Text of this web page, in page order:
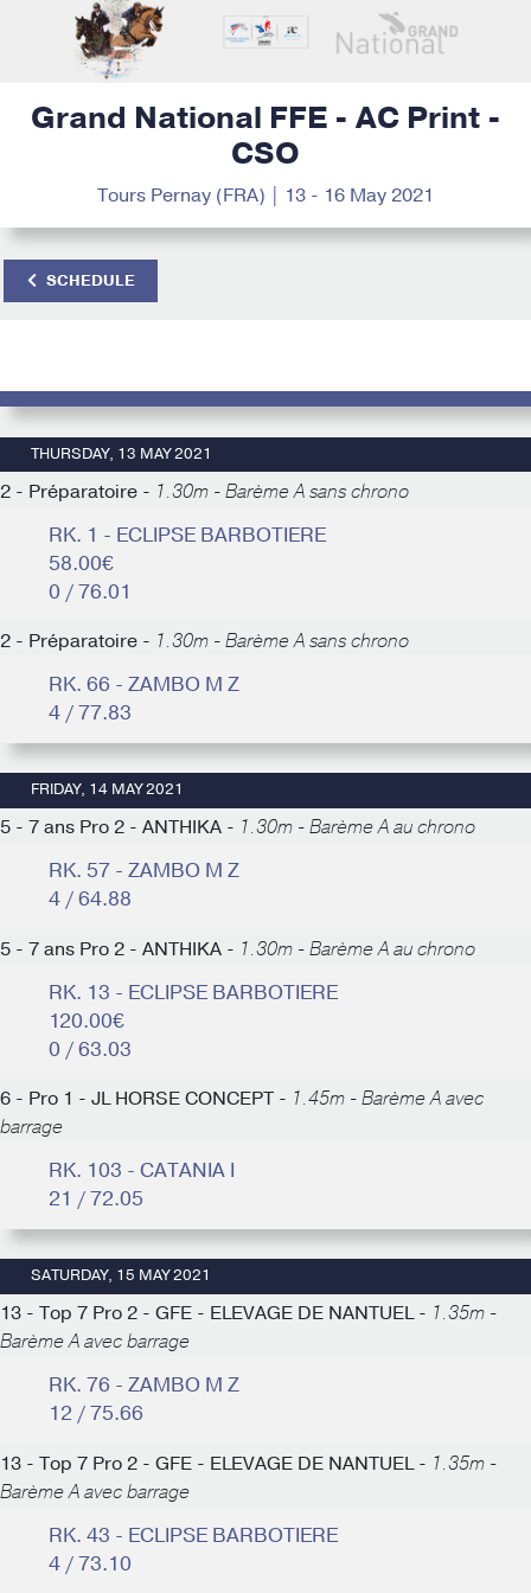
Grand National FFE - AC Print -
CSO
Tours Pernay (FRA) | 13 - 16 May 2021
SCHEDULE
THURSDAY, 13 MAY 2021
2 - Préparatoire - 1.30m - Barème A sans chrono
RK. 1 - ECLIPSE BARBOTIERE
58.00€
0 / 76.01
2 - Préparatoire - 1.30m - Barème A sans chrono
RK. 66 - ZAMBO M Z
4 / 77.83
FRIDAY, 14 MAY 2021
5 - 7 ans Pro 2 - ANTHIKA - 1.30m - Barème A au chrono
RK. 57 - ZAMBO M Z
4 / 64.88
5 - 7 ans Pro 2 - ANTHIKA - 1.30m - Barème A au chrono
RK. 13 - ECLIPSE BARBOTIERE
120.00€
0 / 63.03
6 - Pro 1 - JL HORSE CONCEPT - 1.45m - Barème A avec
barrage
RK. 103 - CATANIA I
21 / 72.05
SATURDAY, 15 MAY 2021
13 - Top 7 Pro 2 - GFE - ELEVAGE DE NANTUEL - 1.35m -
Barème A avec barrage
RK. 76 - ZAMBO M Z
12 / 75.66
13 - Top 7 Pro 2 - GFE - ELEVAGE DE NANTUEL - 1.35m -
Barème A avec barrage
RK. 43 - ECLIPSE BARBOTIERE
4 / 73.10